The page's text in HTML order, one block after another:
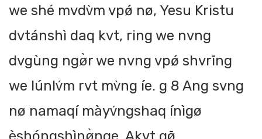
we shé mvdv̀m vpǿ nø, Yesu Kristu
dvtánshì daq kvt, ring we nvng
dvgùng ngø̀r we nvng vpǿ shvrīng
we lúnlv́m rvt mv̀ng íe. g 8 Ang svng
nø namaqí màyv́ngshaq ínìgø